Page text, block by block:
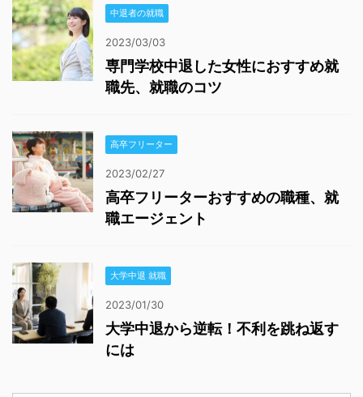
中退者の就職
2023/03/03
専門学校中退した女性におすすめ就
職先、就職のコツ
高卒フリーター
2023/02/27
高卒フリーターおすすめの職種、就
職エージェント
大学中退 就職
2023/01/30
大学中退から逆転！不利を跳ね返す
には